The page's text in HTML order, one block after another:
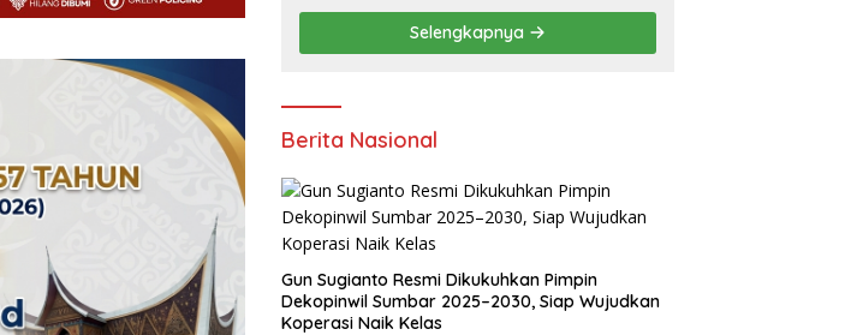
Semangat Kewirausahaan
Warga Kuansing
Selengkapnya
Berita Nasional
Gun Sugianto Resmi Dikukuhkan Pimpin
Dekopinwil Sumbar 2025–2030, Siap Wujudkan
Koperasi Naik Kelas